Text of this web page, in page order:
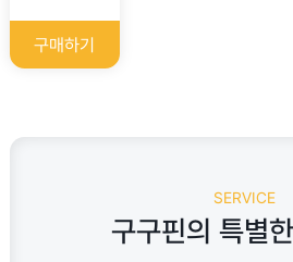
구매하기
SERVICE
구구핀의 특별